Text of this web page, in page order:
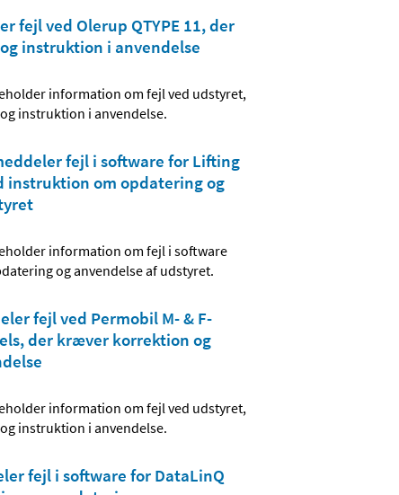
fejl ved Olerup QTYPE 11, der
instruktion i anvendelse
information om fejl ved udstyret,
instruktion i anvendelse.
fejl i software for Lifting
instruktion om opdatering og
information om fejl i software
og anvendelse af udstyret.
fejl ved Permobil M- & F-
der kræver korrektion og
information om fejl ved udstyret,
instruktion i anvendelse.
fejl i software for DataLinQ